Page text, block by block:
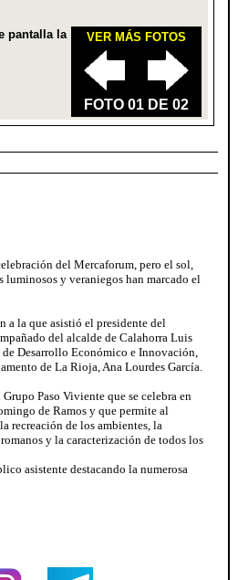
del Mercaforum, pero el sol,
y veraniegos han marcado el
a la que asistió el presidente del
del alcalde de Calahorra Luis
Desarrollo Económico e Innovación,
de La Rioja, Ana Lourdes García.
Paso Viviente que se celebra en
de Ramos y que permite al
recreación de los ambientes, la
y la caracterización de todos los
asistente destacando la numerosa